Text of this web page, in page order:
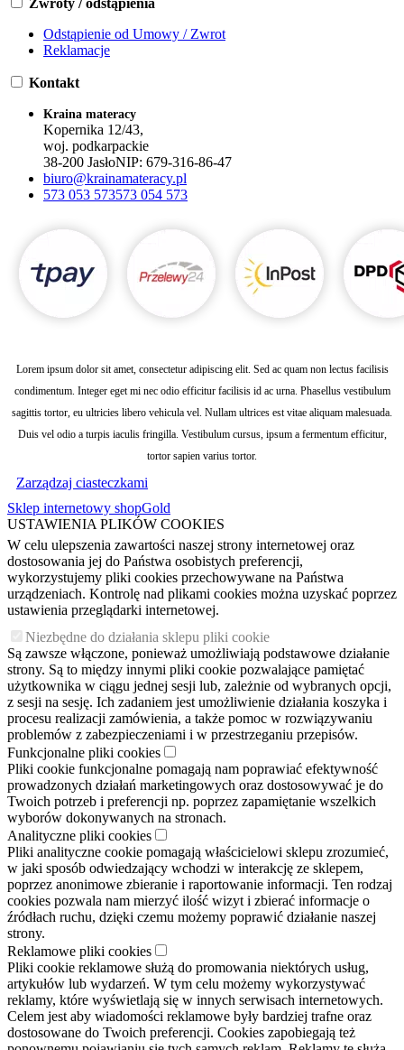
Odstąpienie od Umowy / Zwrot
Reklamacje
Kontakt
Kraina materacy
Kopernika 12/43,
woj. podkarpackie
38-200 JasłoNIP: 679-316-86-47
biuro@krainamateracy.pl
573 053 573573 054 573
Lorem ipsum dolor sit amet, consectetur adipiscing elit. Sed ac quam non lectus facilisis
condimentum. Integer eget mi nec odio efficitur facilisis id ac urna. Phasellus vestibulum
sagittis tortor, eu ultricies libero vehicula vel. Nullam ultrices est vitae aliquam malesuada.
Duis vel odio a turpis iaculis fringilla. Vestibulum cursus, ipsum a fermentum efficitur,
tortor sapien varius tortor.
Zarządzaj ciasteczkami
Sklep internetowy shopGold
USTAWIENIA PLIKÓW COOKIES
W celu ulepszenia zawartości naszej strony internetowej oraz
dostosowania jej do Państwa osobistych preferencji,
wykorzystujemy pliki cookies przechowywane na Państwa
urządzeniach. Kontrolę nad plikami cookies można uzyskać poprzez
ustawienia przeglądarki internetowej.
Niezbędne do działania sklepu pliki cookie
Są zawsze włączone, ponieważ umożliwiają podstawowe działanie
strony. Są to między innymi pliki cookie pozwalające pamiętać
użytkownika w ciągu jednej sesji lub, zależnie od wybranych opcji,
z sesji na sesję. Ich zadaniem jest umożliwienie działania koszyka i
procesu realizacji zamówienia, a także pomoc w rozwiązywaniu
problemów z zabezpieczeniami i w przestrzeganiu przepisów.
Funkcjonalne pliki cookies
Pliki cookie funkcjonalne pomagają nam poprawiać efektywność
prowadzonych działań marketingowych oraz dostosowywać je do
Twoich potrzeb i preferencji np. poprzez zapamiętanie wszelkich
wyborów dokonywanych na stronach.
Analityczne pliki cookies
Pliki analityczne cookie pomagają właścicielowi sklepu zrozumieć,
w jaki sposób odwiedzający wchodzi w interakcję ze sklepem,
poprzez anonimowe zbieranie i raportowanie informacji. Ten rodzaj
cookies pozwala nam mierzyć ilość wizyt i zbierać informacje o
źródłach ruchu, dzięki czemu możemy poprawić działanie naszej
strony.
Reklamowe pliki cookies
Pliki cookie reklamowe służą do promowania niektórych usług,
artykułów lub wydarzeń. W tym celu możemy wykorzystywać
reklamy, które wyświetlają się w innych serwisach internetowych.
Celem jest aby wiadomości reklamowe były bardziej trafne oraz
dostosowane do Twoich preferencji. Cookies zapobiegają też